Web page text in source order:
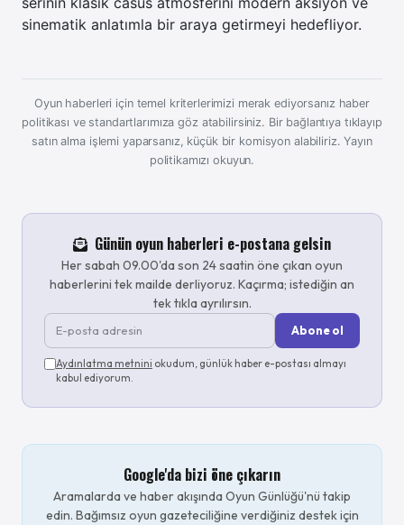
sinematik anlatımla bir araya getirmeyi hedefliyor.
Oyun haberleri için temel kriterlerimizi merak ediyorsanız haber
politikası ve standartlarımıza göz atabilirsiniz. Bir bağlantıya tıklayıp
satın alma işlemi yaparsanız, küçük bir komisyon alabiliriz.Yayın
politikamızı okuyun.
Günün oyun haberleri e-postana gelsin
Her sabah 09.00'da son 24 saatin öne çıkan oyun
haberlerini tek mailde derliyoruz. Kaçırma; istediğin an
tek tıkla ayrılırsın.
Abone ol
Aydınlatma metnini okudum, günlük haber e-postası almayı
kabul ediyorum.
Google'da bizi öne çıkarın
Aramalarda ve haber akışında Oyun Günlüğü'nü takip
edin. Bağımsız oyun gazeteciliğine verdiğiniz destek için